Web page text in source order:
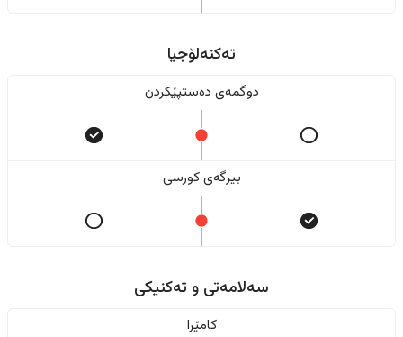
تەکنەلۆجیا
دوگمەی دەستپێکردن
بیرگەی کورسی
سەلامەتی و تەکنیکی
کامێرا